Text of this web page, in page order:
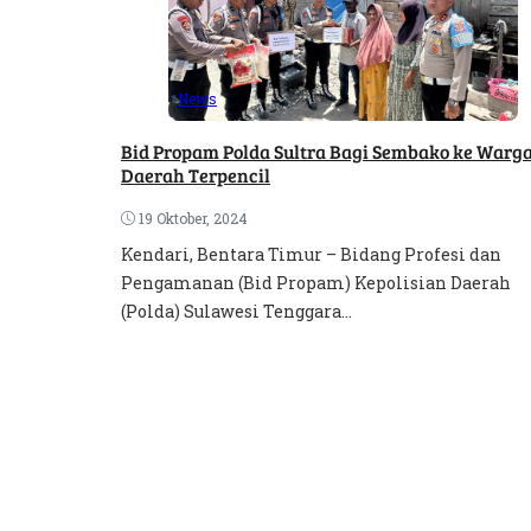
News
Bid Propam Polda Sultra Bagi Sembako ke
Daerah Terpencil
19 Oktober, 2024
Kendari, Bentara Timur – Bidang Profesi dan
Pengamanan (Bid Propam) Kepolisian Daerah
(Polda) Sulawesi Tenggara...